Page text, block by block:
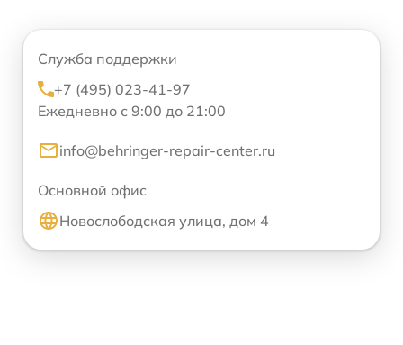
Служба поддержки
+7 (495) 023-41-97
Ежедневно с 9:00 до 21:00
info@behringer-repair-center.ru
Основной офис
Новослободская улица, дом 4